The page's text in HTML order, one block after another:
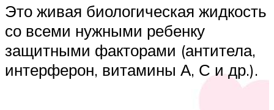
Это живая биологическая жидкость
со всеми нужными ребенку
защитными факторами (антитела,
интерферон, витамины А, С и др.).